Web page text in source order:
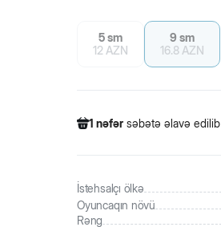
1 nəfər səbətə əlavə edilib
nəfər səbətə əlavə edilib
5 sm
12 AZN
9 sm
16.8 AZN
İstehsalçı ölkə
Oyuncaqın növü
Rəng